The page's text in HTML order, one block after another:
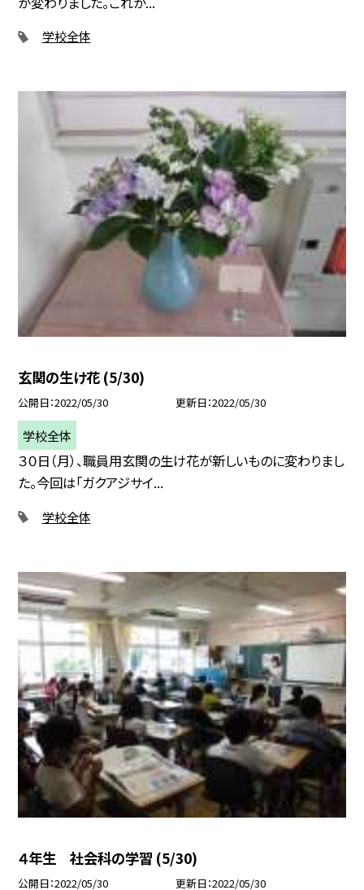
学校全体
玄関の生け花 (5/30)
公開日 2022/05/30 更新日 2022/05/30
学校全体
３０日（月）、職員用玄関の生け花が新しいものに変わりまし
た。今回は「ガクアジサイ...
学校全体
４年生 社会科の学習 (5/30)
公開日 2022/05/30 更新日 2022/05/30